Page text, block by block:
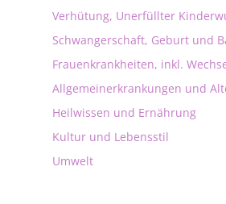
Verhütung, Unerfüllter
Schwangerschaft, Geburt und
Frauenkrankheiten, inkl.
Allgemeinerkrankungen und
Heilwissen und Ernährung
Kultur und Lebensstil
Umwelt